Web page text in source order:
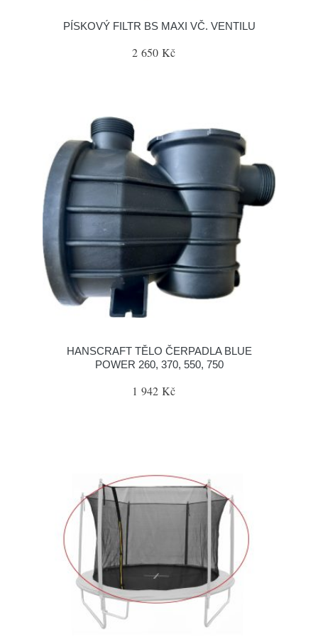
PÍSKOVÝ FILTR BS MAXI VČ. VENTILU
2 650 Kč
HANSCRAFT TĚLO ČERPADLA BLUE
POWER 260, 370, 550, 750
1 942 Kč